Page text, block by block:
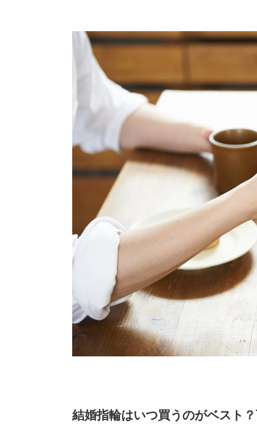
コンセプトシリーズ
フラワリー
エトワル
スワハ
プレミオン
結婚指輪はいつ買うのがベスト